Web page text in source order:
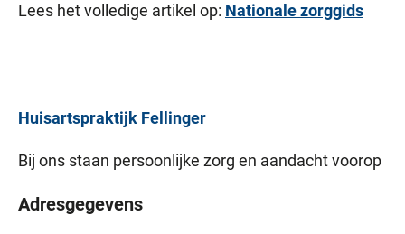
Lees het volledige artikel op: Nationale zorggids
Huisartspraktijk Fellinger
Bij ons staan persoonlijke zorg en aandacht voorop
Adresgegevens